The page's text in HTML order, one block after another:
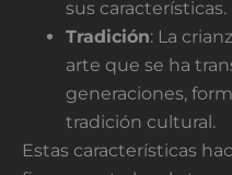
sus características.
Tradición: La
arte que se ha
generaciones,
tradición cultural.
Estas características